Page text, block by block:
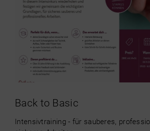
Back to Basic
Intensivtraining - für sauberes,